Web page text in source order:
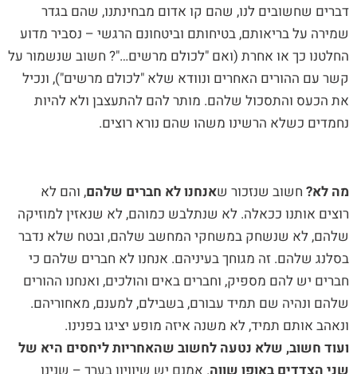
דברים שחשובים לנו, שהם קו אדום מבחינתנו, שהם בגדר
שמירה על בריאותם, בטיחותם וביטחונם הרגשי – נסביר מדוע
החלטנו כך או אחרת (ואם "לכולם מרשים…"? חשוב שנשמור על
קשר עם ההורים האחרים ונוודא שלא "לכולם מרשים"), ונכיל
את הכעס והתסכול שלהם. מותר להם להתעצבן ולא להיות
נחמדים כשלא הרשינו משהו שהם נורא רוצים.
מה לא? חשוב שנזכור שאנחנו לא חברים שלהם, והם לא
רוצים אותנו ככאלה. לא שנתלבש כמוהם, לא שנאזין למוזיקה
שלהם, לא שנשחק במשחקי המחשב שלהם, ובטח שלא נדבר
בסלנג שלהם. זה מגוחך בעיניהם. אנחנו לא חברים שלהם כי
חברים יש להם מספיק, וחברים באים והולכים, ואנחנו ההורים
שלהם ונהיה שם תמיד עבורם, בשבילם, למענם, מאחוריהם.
ונאהב אותם תמיד, לא משנה איזה מופע יציגו בפנינו.
ועוד חשוב, שלא נטעה לחשוב שהאחריות ליחסים היא של